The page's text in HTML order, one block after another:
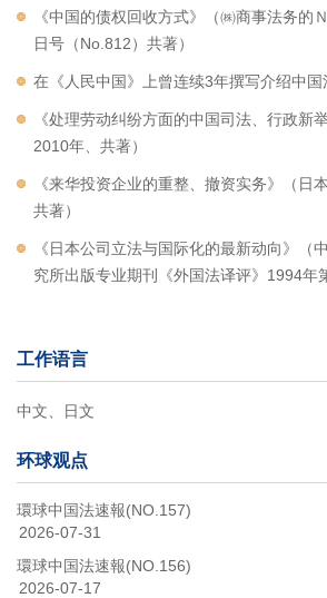
《中国的债权回收方式》（㈱商事法务的
日号（No.812）共著）
在《人民中国》上曾连续3年撰写介绍中国
《处理劳动纠纷方面的中国司法、行政新
2010年、共著）
《来华投资企业的重整、撤资实务》（日
共著）
《日本公司立法与国际化的最新动向》（
究所出版专业期刊《外国法译评》1994年
工作语言
中文、日文
环球观点
環球中国法速報(NO.157)
2026-07-31
環球中国法速報(NO.156)
2026-07-17